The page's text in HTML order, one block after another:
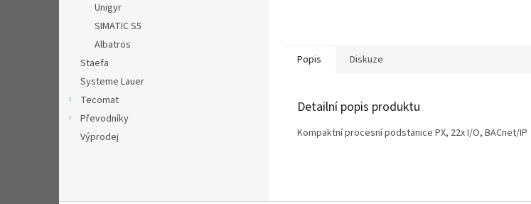
Unigyr
SIMATIC S5
Albatros
Staefa
Systeme Lauer
Tecomat
Převodníky
Výprodej
Popis Diskuze
Detailní popis produktu
Kompaktní procesní podstanice PX, 22x I/O, BACnet/IP